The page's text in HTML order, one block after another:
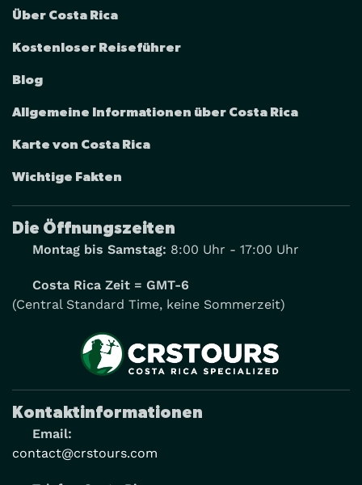
Über Costa Rica
Kostenloser Reiseführer
Blog
Allgemeine Informationen über Costa Rica
Karte von Costa Rica
Wichtige Fakten
Die Öffnungszeiten
Montag bis Samstag: 8:00 Uhr - 17:00 Uhr
Costa Rica Zeit = GMT-6
(Central Standard Time, keine Sommerzeit)
Kontaktinformationen
Email:
contact@crstours.com